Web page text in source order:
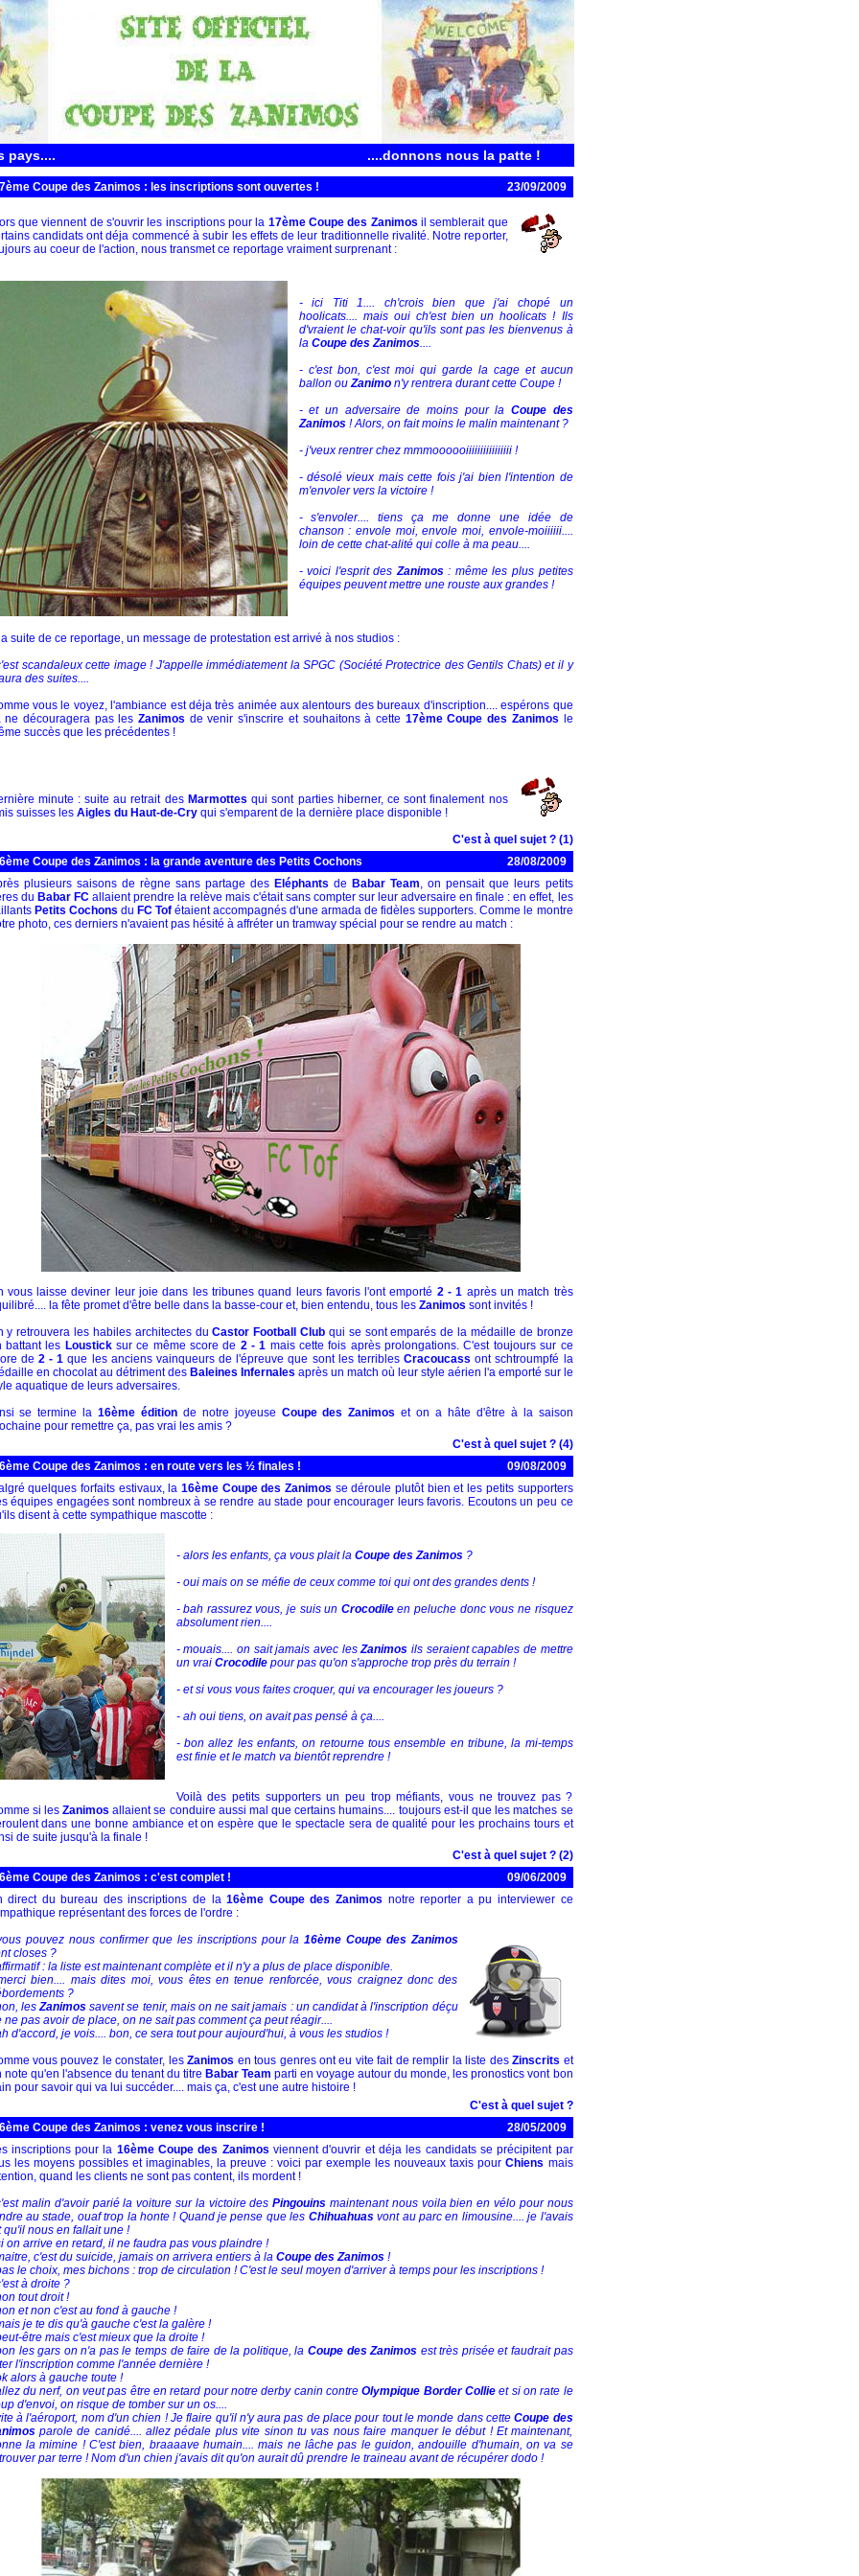
pays.... ....donnons nous la patte !
Coupe des Zanimos : les inscriptions sont ouvertes ! 23/09/2009
que viennent de s'ouvrir les inscriptions pour la 17ème Coupe des Zanimos il semblerait que
candidats ont déja commencé à subir les effets de leur traditionnelle rivalité. Notre reporter,
au coeur de l'action, nous transmet ce reportage vraiment surprenant :
- ici Titi 1.... ch'crois bien que j'ai chopé un
hoolicats.... mais oui ch'est bien un hoolicats ! Ils
d'vraient le chat-voir qu'ils sont pas les bienvenus à
la Coupe des Zanimos....
- c'est bon, c'est moi qui garde la cage et aucun
ballon ouZanimon'y rentrera durant cette Coupe !
- et un adversaire de moins pour la Coupe des
Zanimos! Alors, on fait moins le malin maintenant ?
- j'veux rentrer chez mmmoooooiiiiiiiiiiiiiiii !
- désolé vieux mais cette fois j'ai bien l'intention de
m'envoler vers la victoire !
- s'envoler.... tiens ça me donne une idée de
chanson : envole moi, envole moi, envole-moiiiiii....
loin de cette chat-alité qui colle à ma peau....
- voici l'esprit desZanimos: même les plus petites
équipes peuvent mettre une rouste aux grandes !
suite de ce reportage, un message de protestation est arrivé à nos studios :
scandaleux cette image ! J'appelle immédiatement la SPGC (Société Protectrice des Gentils Chats) et il y
des suites....
vous le voyez, l'ambiance est déja très animée aux alentours des bureaux d'inscription.... espérons que
ne découragera pas lesZanimos de venir s'inscrire et souhaitons à cette 17ème Coupe des Zanimos le
succès que les précédentes !
minute : suite au retrait des Marmottes qui sont parties hiberner, ce sont finalement nos
suisses les Aigles du Haut-de-Cryqui s'emparent de la dernière place disponible !
C'est à quel sujet ? (1)
Coupe des Zanimos : la grande aventure des Petits Cochons
28/08/2009
plusieurs saisons de règne sans partage des Eléphants de Babar Team, on pensait que leurs petits
du Babar FCallaient prendre la relève mais c'était sans compter sur leur adversaire en finale : en effet, les
Petits Cochons du FC Tofétaient accompagnés d'une armada de fidèles supporters. Comme le montre
photo, ces derniers n'avaient pas hésité à affréter un tramway spécial pour se rendre au match :
vous laisse deviner leur joie dans les tribunes quand leurs favoris l'ont emporté 2 - 1 après un match très
la fête promet d'être belle dans la basse-cour et, bien entendu, tous les Zanimos sont invités !
y retrouvera les habiles architectes duCastor Football Club qui se sont emparés de la médaille de bronze
battant les Lousticksur ce même score de 2 - 1 mais cette fois après prolongations. C'est toujours sur ce
de 2 - 1 que les anciens vainqueurs de l'épreuve que sont les terriblesCracoucass ont schtroumpfé la
en chocolat au détriment des Baleines Infernales après un match où leur style aérien l'a emporté sur le
aquatique de leurs adversaires.
se termine la16ème édition de notre joyeuse Coupe des Zanimos et on a hâte d'être à la saison
pour remettre ça, pas vrai les amis ?
C'est à quel sujet ? (4)
Coupe des Zanimos : en route vers les ½ finales !
09/08/2009
quelques forfaits estivaux, la 16ème Coupe des Zanimos se déroule plutôt bien et les petits supporters
équipes engagées sont nombreux à se rendre au stade pour encourager leurs favoris. Ecoutons un peu ce
disent à cette sympathique mascotte :
- alors les enfants, ça vous plait la Coupe des Zanimos?
- oui mais on se méfie de ceux comme toi qui ont des grandes dents !
- bah rassurez vous, je suis un Crocodileen peluche donc vous ne risquez
absolument rien....
- mouais.... on sait jamais avec lesZanimos ils seraient capables de mettre
un vrai Crocodilepour pas qu'on s'approche trop près du terrain !
- et si vous vous faites croquer, qui va encourager les joueurs ?
- ah oui tiens, on avait pas pensé à ça....
- bon allez les enfants, on retourne tous ensemble en tribune, la mi-temps
est finie et le match va bientôt reprendre !
Voilà des petits supporters un peu trop méfiants, vous ne trouvez pas ?
si lesZanimos allaient se conduire aussi mal que certains humains.... toujours est-il que les matches se
dans une bonne ambiance et on espère que le spectacle sera de qualité pour les prochains tours et
de suite jusqu'à la finale !
C'est à quel sujet ? (2)
Coupe des Zanimos : c'est complet !
09/06/2009
direct du bureau des inscriptions de la16ème Coupe des Zanimos notre reporter a pu interviewer ce
représentant des forces de l'ordre :
pouvez nous confirmer que les inscriptions pour la16ème Coupe des Zanimos
closes ?
: la liste est maintenant complète et il n'y a plus de place disponible.
bien.... mais dites moi, vous êtes en tenue renforcée, vous craignez donc des
?
lesZanimos savent se tenir, mais on ne sait jamais : un candidat à l'inscription déçu
ne pas avoir de place, on ne sait pas comment ça peut réagir....
d'accord, je vois.... bon, ce sera tout pour aujourd'hui, à vous les studios !
vous pouvez le constater, lesZanimos en tous genres ont eu vite fait de remplir la liste desZinscrits et
note qu'en l'absence du tenant du titre Babar Team parti en voyage autour du monde, les pronostics vont bon
pour savoir qui va lui succéder.... mais ça, c'est une autre histoire !
C'est à quel sujet ?
Coupe des Zanimos : venez vous inscrire !
28/05/2009
inscriptions pour la 16ème Coupe des Zanimos viennent d'ouvrir et déja les candidats se précipitent par
les moyens possibles et imaginables, la preuve : voici par exemple les nouveaux taxis pourChiens mais
quand les clients ne sont pas content, ils mordent !
malin d'avoir parié la voiture sur la victoire desPingouins maintenant nous voila bien en vélo pour nous
au stade, ouaf trop la honte ! Quand je pense que les Chihuahuasvont au parc en limousine.... je l'avais
qu'il nous en fallait une !
on arrive en retard, il ne faudra pas vous plaindre !
c'est du suicide, jamais on arrivera entiers à la Coupe des Zanimos!
le choix, mes bichons : trop de circulation ! C'est le seul moyen d'arriver à temps pour les inscriptions !
à droite ?
tout droit !
et non c'est au fond à gauche !
je te dis qu'à gauche c'est la galère !
être mais c'est mieux que la droite !
les gars on n'a pas le temps de faire de la politique, la Coupe des Zanimos est très prisée et faudrait pas
l'inscription comme l'année dernière !
alors à gauche toute !
du nerf, on veut pas être en retard pour notre derby canin contreOlympique Border Collieet si on rate le
d'envoi, on risque de tomber sur un os....
à l'aéroport, nom d'un chien ! Je flaire qu'il n'y aura pas de place pour tout le monde dans cetteCoupe des
parole de canidé.... allez pédale plus vite sinon tu vas nous faire manquer le début ! Et maintenant,
la mimine ! C'est bien, braaaave humain.... mais ne lâche pas le guidon, andouille d'humain, on va se
par terre ! Nom d'un chien j'avais dit qu'on aurait dû prendre le traineau avant de récupérer dodo !